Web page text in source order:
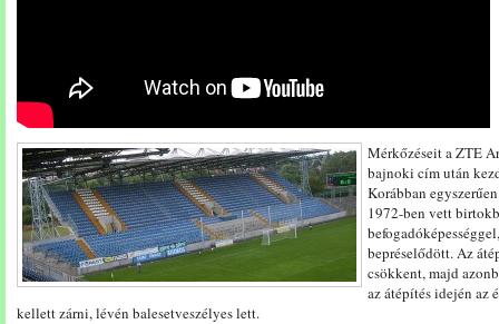
Mérkőzéseit a ZTE
bajnoki cím után
Korábban
1972-ben vett
bepréselődött. Az
csökkent, majd
az átépítés idején az
kellett zárni, lévén balesetveszélyes lett.